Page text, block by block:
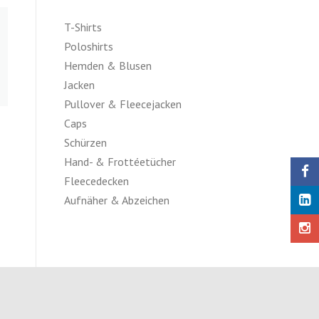
T-Shirts
Poloshirts
Hemden & Blusen
Jacken
Pullover & Fleecejacken
Caps
Schürzen
Hand- & Frottéetücher
Fleecedecken
Aufnäher & Abzeichen